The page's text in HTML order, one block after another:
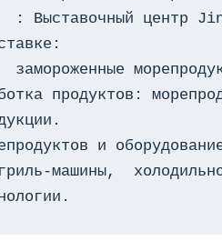
: Выставочный центр
продуктов:
и
машины,